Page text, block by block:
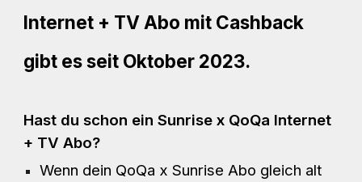
Internet + TV Abo mit Cashback
gibt es seit Oktober 2023.
Hast du schon ein Sunrise x QoQa Internet
+ TV Abo?
Wenn dein QoQa x Sunrise Abo gleich alt